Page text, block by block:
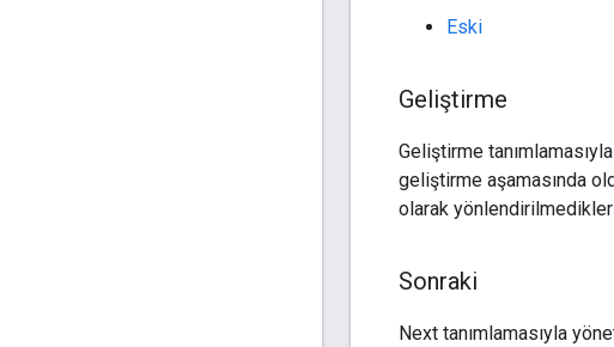
Eski
Geliştirme
Geliştirme
geliştirme aşamasında
olarak
Sonraki
Next tanımlamasıyla